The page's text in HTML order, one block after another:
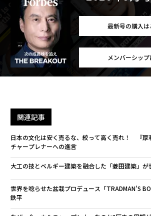
最新号の購入
メンバーシッ
関連記事
日本の文化は安く売るな、絞って高く売れ！ 『厚
チャープレナーへの進言
大工の技とベルギー建築を融合した「菱田建築」
世界を唸らせた盆栽プロデュース「TRADMAN'S
鉄平